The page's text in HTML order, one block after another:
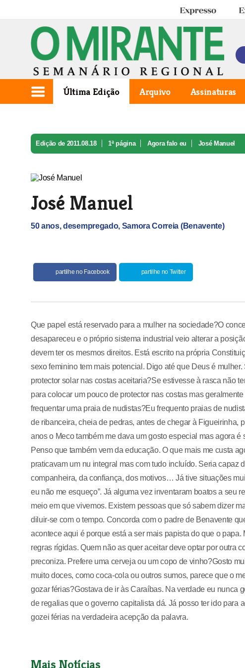
Expresso
Última Edição Arquivo Assinaturas
Edição de 2011.08.18 1ª página Agora falo eu José Manuel
José Manuel
50 anos, desempregado, Samora Correia (Benavente)
partilhe no Facebook partilhe no Twitter
Que papel está reservado para a mulher na sociedade?O
desapareceu e o próprio sistema industrial veio alterar a
devem ter os mesmos direitos. Está escrito na própria
sexo feminino tem mais potencial. Digo até que Deus é
protector solar nas costas aceitaria?Se estivesse à rasca não
para colocar um pouco de protector nas costas mas
frequentar uma praia de nudistas?Eu frequento praias de
de ribanceira, cheia de pedras, antes de chegar à Figueirinha,
anos o Meco também me dava um gosto especial mas agora
Penso que também vem da educação. O que mais me custa
praticavam um nu integral mas com tudo incluído. Seria
companheira, da confiança, dos motivos… Já tive situações
eu não me esqueço”. Já alguma vez inventaram boatos a seu
meio em que vivemos. Existem pessoas que só sabem dizer
diluir-se com o tempo. Concorda com o padre de Benavente
acontece aqui é porque está a ser mais papista do que o
regras rígidas. Quem não as quer aceitar deve optar por outra
preconiza. Prefere uma cerveja ou um copo de vinho?Gosto
muito doces, como coca-cola ou outros sumos, parece que o
gozar férias?Gostava de ir às Caraíbas. Na verdade eu nunca
de regalias que o governo capitalista dá. Já posso ter ido
gozei férias na verdadeira acepção da palavra.
Mais Notícias